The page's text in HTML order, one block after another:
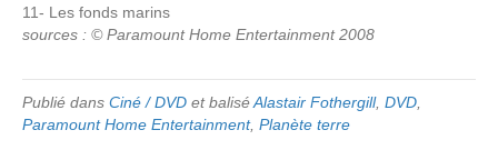
11- Les fonds marins
sources : © Paramount Home Entertainment 2008
Publié dans Ciné / DVD et baliséAlastair Fothergill, DVD
Paramount Home Entertainment, Planète terre